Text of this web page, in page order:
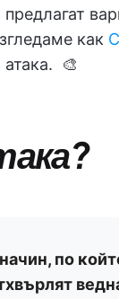
как
🎨
по